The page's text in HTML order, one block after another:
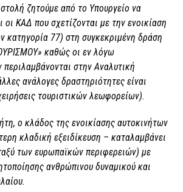
ζητούμε από το Υπουργείο να
οι ΚΑΔ που σχετίζονται με την ενοικίαση
77) στη συγκεκριμένη δράση
καθώς οι εν λόγω
περιλαμβάνονται στην Αναλυτική
ανάλογες δραστηριότητες είναι
τουριστικών λεωφορείων).
ο κλάδος της ενοικίασης αυτοκινήτων
κλαδική εξειδίκευση – καταλαμβάνει
των ευρωπαϊκών περιφερειών) με
ανθρώπινου δυναμικού και